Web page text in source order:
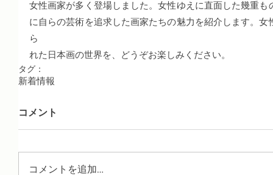
女性画家が多く登場しました。女性ゆえに直面した幾重
に自らの芸術を追求した画家たちの魅力を紹介します。
ら
れた日本画の世界を、どうぞお楽しみください。
タグ：
新着情報
コメント
コメントを追加…